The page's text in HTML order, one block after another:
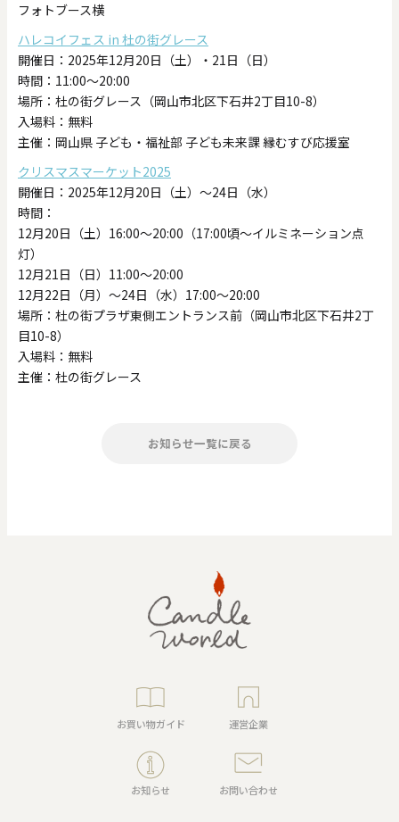
フォトブース横
ハレコイフェス in 杜の街グレース
開催日：2025年12月20日（土）・21日（日）
時間：11:00～20:00
場所：杜の街グレース（岡山市北区下石井2丁目10-8）
入場料：無料
主催：岡山県 子ども・福祉部 子ども未来課 縁むすび応援室
クリスマスマーケット2025
開催日：2025年12月20日（土）〜24日（水）
時間：
12月20日（土）16:00～20:00（17:00頃～イルミネーション点
灯）
12月21日（日）11:00～20:00
12月22日（月）～24日（水）17:00～20:00
場所：杜の街プラザ東側エントランス前（岡山市北区下石井2丁
目10-8）
入場料：無料
主催：杜の街グレース
お知らせ一覧に戻る
お買い物ガイド 運営企業
お知らせ お問い合わせ